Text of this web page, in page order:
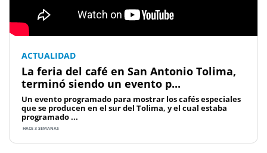
ACTUALIDAD
La feria del café en San Antonio Tolima,
terminó siendo un evento p...
Un evento programado para mostrar los cafés especiales
que se producen en el sur del Tolima, y el cual estaba
programado ...
HACE 3 SEMANAS